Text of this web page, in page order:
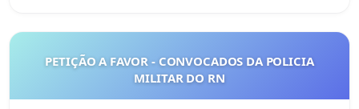
PETIÇÃO A FAVOR - CONVOCADOS DA POLICIA
MILITAR DO RN